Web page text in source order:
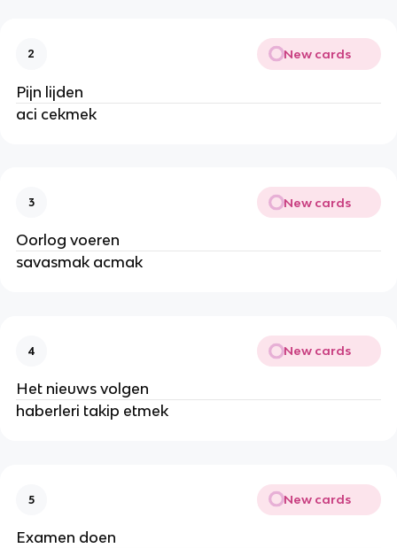
2 New cards
Pijn lijden
aci cekmek
3 New cards
Oorlog voeren
savasmak acmak
4 New cards
Het nieuws volgen
haberleri takip etmek
5 New cards
Examen doen